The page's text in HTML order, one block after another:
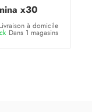
x30
Livraison à domicile
Dans 1 magasins